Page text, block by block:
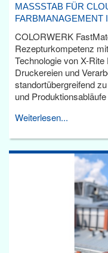
MASSSTAB FÜR
ARBMANAGEMENT
COLORWERK
Rezepturkompetenz
Technologie von X-
Druckereien und
standortübergreifend
und
Weiterlesen...